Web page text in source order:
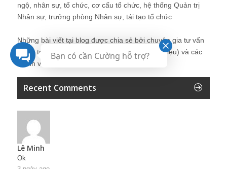
ngộ, nhân sự, tổ chức, cơ cấu tổ chức, hệ thống Quản trị
Nhân sự, trưởng phòng Nhân sự, tái tạo tổ chức
Những bài viết tại blog được chia sẻ bởi chuyên gia tư vấn
Quản trị Nhân sự Nguyễn Hùng Cường (giới thiệu) và các
thành viên khác trong cộng đồng Nhân sự.
Recent Comments
Lê Minh
Ok
Bạn có cần Cường hỗ trợ?